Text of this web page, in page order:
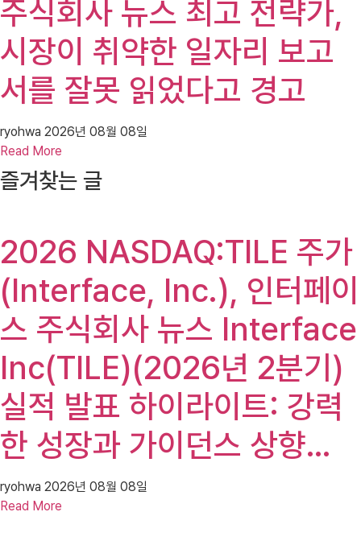
주식회사 뉴스 최고 전략가,
시장이 취약한 일자리 보고
서를 잘못 읽었다고 경고
ryohwa 2026년 08월 08일
Read More
즐겨찾는 글
2026 NASDAQ:TILE 주가
(Interface, Inc.), 인터페이
스 주식회사 뉴스 Interface
Inc(TILE)(2026년 2분기)
실적 발표 하이라이트: 강력
한 성장과 가이던스 상향…
ryohwa 2026년 08월 08일
Read More